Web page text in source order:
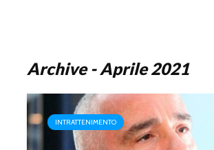
Archive - Aprile 2021
INTRATTENIMENTO